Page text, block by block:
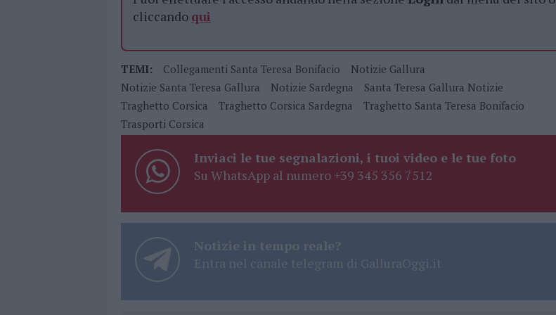
cliccando qui
TEMI: Collegamenti Santa Teresa Bonifacio
Notizie Gallura
Notizie Santa Teresa Gallura
Notizie Sardegna
Santa Teresa Gallura Notizie
Traghetto Corsica
Traghetto Corsica Sardegna
Traghetto Santa Teresa Bonifacio
Trasporti Corsica
Inviaci le tue segnalazioni, i tuoi video e le tue foto
Su WhatsApp al numero +39 345 356 7512
Notizie in tempo reale?
Entra nel canale telegram di GalluraOggi.it